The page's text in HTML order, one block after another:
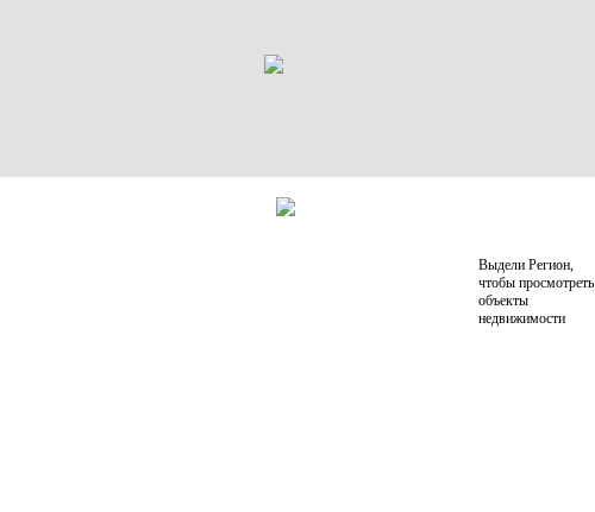
Выдели Регион,
чтобы просмотреть
объекты
недвижимости